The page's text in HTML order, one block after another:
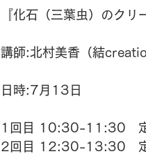
『化石（三葉虫）のクリ
講師:北村美香（結
日時:7月13日
1回目 10:30-11:30　
2回目 12:30-13:30　